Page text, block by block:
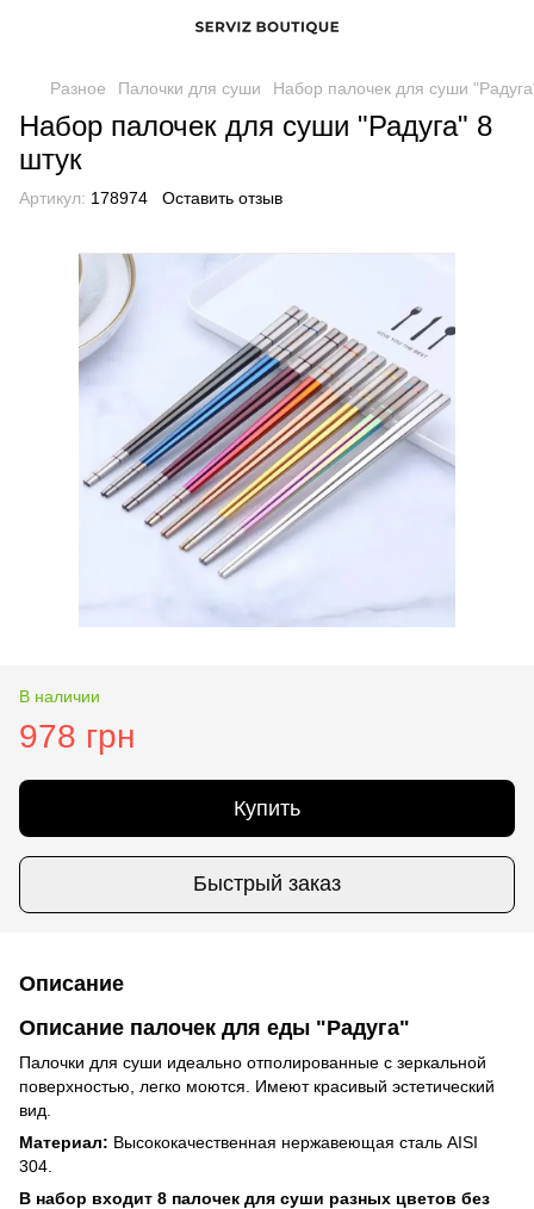
Разное Палочки для суши Набор палочек для суши
Набор палочек для суши "Радуга" 8
штук
Артикул: 178974 Оставить отзыв
В наличии
978 грн
Купить
Быстрый заказ
Описание
Описание палочек для еды "Радуга"
Палочки для суши идеально отполированные с зеркальной
поверхностью, легко моются. Имеют красивый эстетический
вид.
Материал: Высококачественная нержавеющая сталь AISI
304.
В набор входит 8 палочек для суши разных цветов без